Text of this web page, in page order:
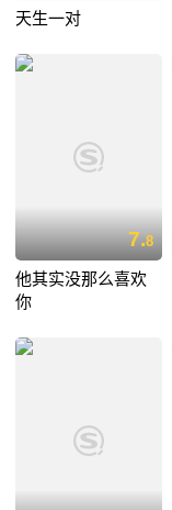
天生一对
7.8
他其实没那么喜欢
你